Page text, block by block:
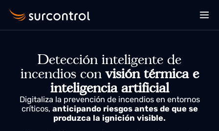
Detección inteligente de
incendios convisión térmica e
inteligencia artificial
Digitaliza la prevención de incendios en entornos
críticos,anticipando riesgos antes de que se
produzca la ignición visible.